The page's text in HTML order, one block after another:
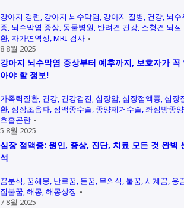
강아지 경련 강아지 뇌수막염 강아지 질병 건강 뇌수
증 뇌수막염 증상 동물병원 반려견 건강 소형견 뇌질
환 자가면역성 MRI 검사
8 8월 2025
강아지 뇌수막염 증상부터 예후까지, 보호자가 꼭
아야 할 정보!
가족력질환 건강 건강검진 심장암 심장점액종 심장
환 심장초음파 점액종수술 종양제거수술 좌심방종양
호흡곤란
5 8월 2025
심장 점액종: 원인, 증상, 진단, 치료 모든 것 완벽
석
꿈분석 꿈해몽 난로꿈 돈꿈 무의식 불꿈 시계꿈 용
집불꿈 해몽 해몽상징
7 8월 2025